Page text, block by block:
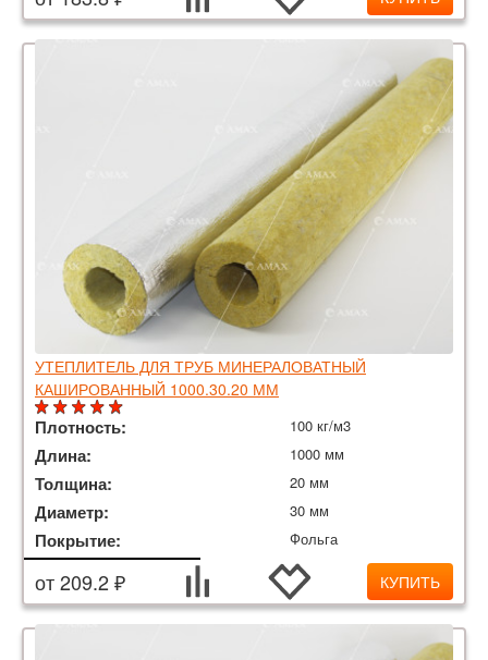
УТЕПЛИТЕЛЬ ДЛЯ ТРУБ МИНЕРАЛОВАТНЫЙ
КАШИРОВАННЫЙ 1000.30.20 ММ
Плотность: 100 кг/м3
Длина: 1000 мм
Толщина: 20 мм
Диаметр: 30 мм
Покрытие: Фольга
от 209.2 ₽ КУПИТЬ